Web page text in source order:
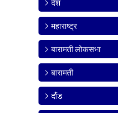
देश
महाराष्ट्र
बारामती लोकसभा
बारामती
दौंड